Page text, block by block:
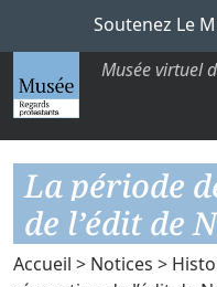
Soutenez Le
Musée virtuel
La période
de l’édit de
Accueil > Notices >